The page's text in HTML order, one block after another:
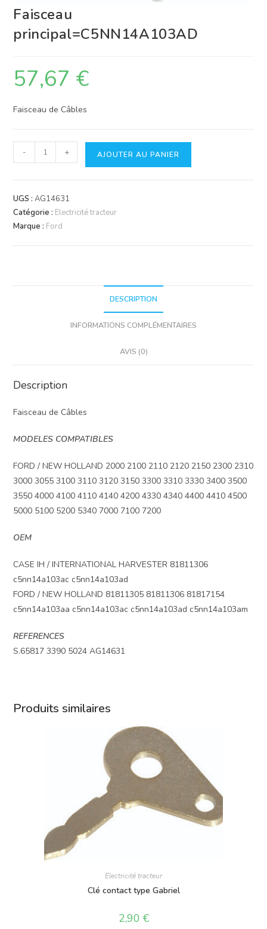
Faisceau
principal=C5NN14A103AD
57,67 €
Faisceau de Câbles
quantité
de
principal=C5NN14A103AD
- + AJOUTER AU PANIER
UGS :AG14631
Catégorie : Electricité tracteur
Marque : Ford
DESCRIPTION
INFORMATIONS COMPLÉMENTAIRES
AVIS (0)
Description
Faisceau de Câbles
MODELES COMPATIBLES
FORD / NEW HOLLAND 2000 2100 2110 2120 2150 2300 2310
3000 3055 3100 3110 3120 3150 3300 3310 3330 3400 3500
3550 4000 4100 4110 4140 4200 4330 4340 4400 4410 4500
5000 5100 5200 5340 7000 7100 7200
OEM
CASE IH / INTERNATIONAL HARVESTER 81811306
c5nn14a103ac c5nn14a103ad
FORD / NEW HOLLAND 81811305 81811306 81817154
c5nn14a103aa c5nn14a103ac c5nn14a103ad c5nn14a103am
REFERENCES
S.65817 3390 5024 AG14631
Produits similaires
Electricité tracteur
Clé contact type Gabriel
2,90 €